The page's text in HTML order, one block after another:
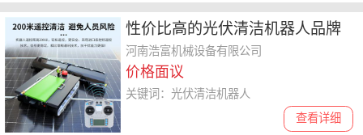
性价比高的光伏清洁机器人品牌
探讨，能提高多少光伏效率揭秘
河南浩富机械设备有限公司
价格面议
查看详细
关键词：光伏清洁机器人